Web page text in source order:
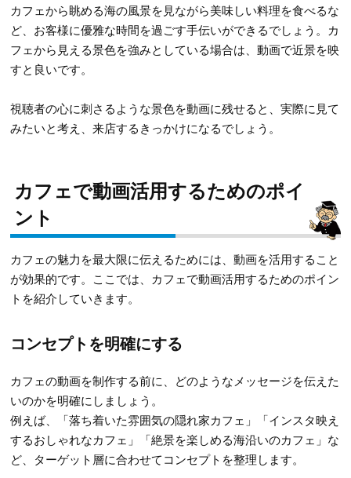
カフェから眺める海の風景を見ながら美味しい料理を食べるな
ど、お客様に優雅な時間を過ごす手伝いができるでしょう。カ
フェから見える景色を強みとしている場合は、動画で近景を映
すと良いです。
視聴者の心に刺さるような景色を動画に残せると、実際に見て
みたいと考え、来店するきっかけになるでしょう。
カフェで動画活用するためのポイ
ント
カフェの魅力を最大限に伝えるためには、動画を活用すること
が効果的です。ここでは、カフェで動画活用するためのポイン
トを紹介していきます。
コンセプトを明確にする
カフェの動画を制作する前に、どのようなメッセージを伝えた
いのかを明確にしましょう。
例えば、「落ち着いた雰囲気の隠れ家カフェ」「インスタ映え
するおしゃれなカフェ」「絶景を楽しめる海沿いのカフェ」な
ど、ターゲット層に合わせてコンセプトを整理します。